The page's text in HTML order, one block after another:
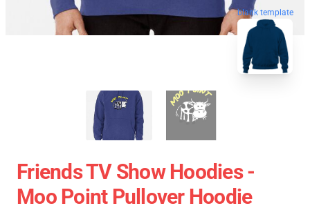
blank template
Friends TV Show Hoodies -
Moo Point Pullover Hoodie